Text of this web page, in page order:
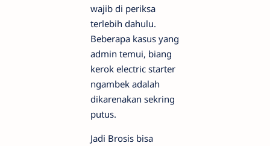
wajib di periksa
terlebih dahulu.
Beberapa kasus yang
admin temui, biang
kerok electric starter
ngambek adalah
dikarenakan sekring
putus.
Jadi Brosis bisa